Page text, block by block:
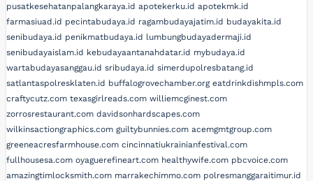
pusatkesehatanpalangkaraya.id apotekerku.id apotekmk.id
farmasiuad.id pecintabudaya.id ragambudayajatim.id budayakita.id
senibudaya.id penikmatbudaya.id lumbungbudayadermaji.id
senibudayaislam.id kebudayaantanahdatar.id mybudaya.id
wartabudayasanggau.id sribudaya.id simerdupolresbatang.id
satlantaspolresklaten.id buffalogrovechamber.org eatdrinkdishmpls.com
craftycutz.com texasgirlreads.com williemcginest.com
zorrosrestaurant.com davidsonhardscapes.com
wilkinsactiongraphics.com guiltybunnies.com acemgmtgroup.com
greeneacresfarmhouse.com cincinnatiukrainianfestival.com
fullhousesa.com oyaguerefineart.com healthywife.com pbcvoice.com
amazingtimlocksmith.com marrakechimmo.com polresmanggaraitimur.id